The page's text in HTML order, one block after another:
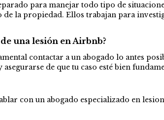
para manejar todo tipo de
la propiedad. Ellos trabajan para
una lesión en Airbnb?
contactar a un abogado lo antes
de que tu caso esté bien
con un abogado especializado en